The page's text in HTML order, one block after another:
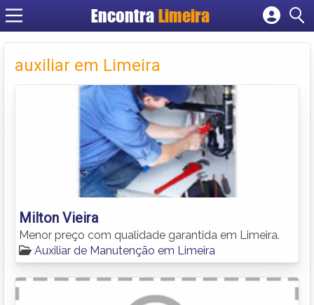
Encontra Limeira
Cadastrar empresa
Criar conta
auxiliar em Limeira
Milton Vieira
Menor preço com qualidade garantida em Limeira.
Auxiliar de Manutenção em Limeira